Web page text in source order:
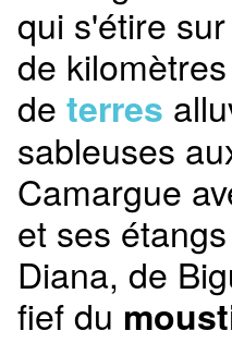
qui s'étire
de kilomètres
de terres
sableuses
Camargue
et ses
Diana, de
fief du